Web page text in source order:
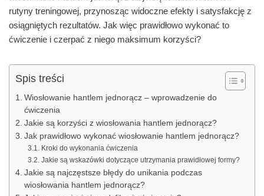
rutyny treningowej, przynosząc widoczne efekty i satysfakcję z
osiągniętych rezultatów. Jak więc prawidłowo wykonać to
ćwiczenie i czerpać z niego maksimum korzyści?
Spis treści
Wiosłowanie hantlem jednorącz – wprowadzenie do
ćwiczenia
Jakie są korzyści z wiosłowania hantlem jednorącz?
Jak prawidłowo wykonać wiosłowanie hantlem jednorącz?
Kroki do wykonania ćwiczenia
Jakie są wskazówki dotyczące utrzymania prawidłowej formy?
Jakie są najczęstsze błędy do unikania podczas
wiosłowania hantlem jednorącz?